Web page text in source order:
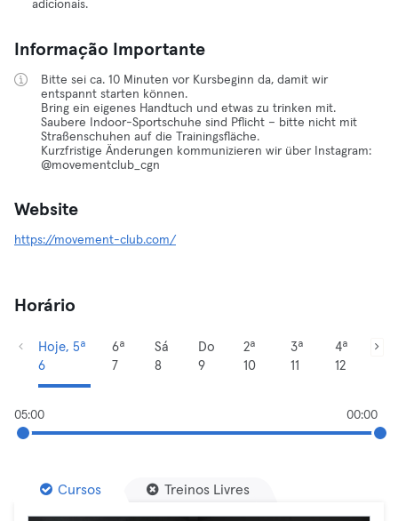
adicionais.
Informação Importante
Bitte sei ca. 10 Minuten vor Kursbeginn da, damit wir
entspannt starten können.
Bring ein eigenes Handtuch und etwas zu trinken mit.
Saubere Indoor-Sportschuhe sind Pflicht – bitte nicht mit
Straßenschuhen auf die Trainingsfläche.
Kurzfristige Änderungen kommunizieren wir über Instagram:
@movementclub_cgn
Website
https://movement-club.com/
Horário
Hoje, 5ª
6
6ª
7
Sá
8
Do
9
2ª
10
3ª
11
4ª
12
05:00 00:00
Cursos Treinos Livres